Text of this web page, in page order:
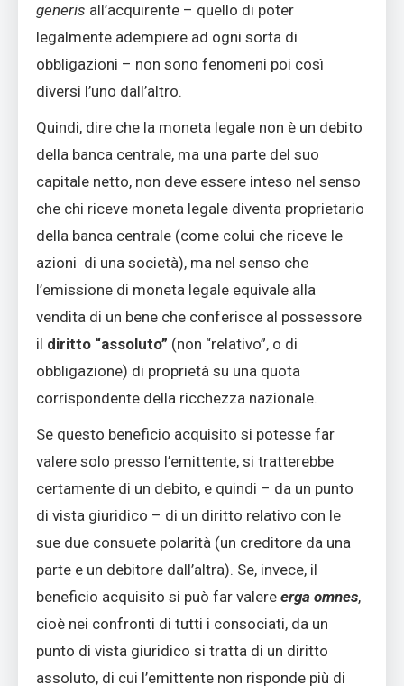
generis all’acquirente – quello di poter
legalmente adempiere ad ogni sorta di
obbligazioni – non sono fenomeni poi così
diversi l’uno dall’altro.
Quindi, dire che la moneta legale non è un debito
della banca centrale, ma una parte del suo
capitale netto, non deve essere inteso nel senso
che chi riceve moneta legale diventa proprietario
della banca centrale (come colui che riceve le
azioni di una società), ma nel senso che
l’emissione di moneta legale equivale alla
vendita di un bene che conferisce al possessore
il diritto “assoluto” (non “relativo”, o di
obbligazione) di proprietà su una quota
corrispondente della ricchezza nazionale.
Se questo beneficio acquisito si potesse far
valere solo presso l’emittente, si tratterebbe
certamente di un debito, e quindi – da un punto
di vista giuridico – di un diritto relativo con le
sue due consuete polarità (un creditore da una
parte e un debitore dall’altra). Se, invece, il
beneficio acquisito si può far valere erga omnes,
cioè nei confronti di tutti i consociati, da un
punto di vista giuridico si tratta di un diritto
assoluto, di cui l’emittente non risponde più di